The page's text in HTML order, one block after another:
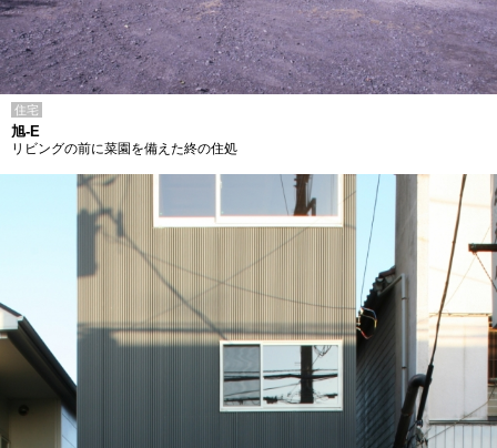
住宅
旭-E
リビングの前に菜園を備えた終の住処